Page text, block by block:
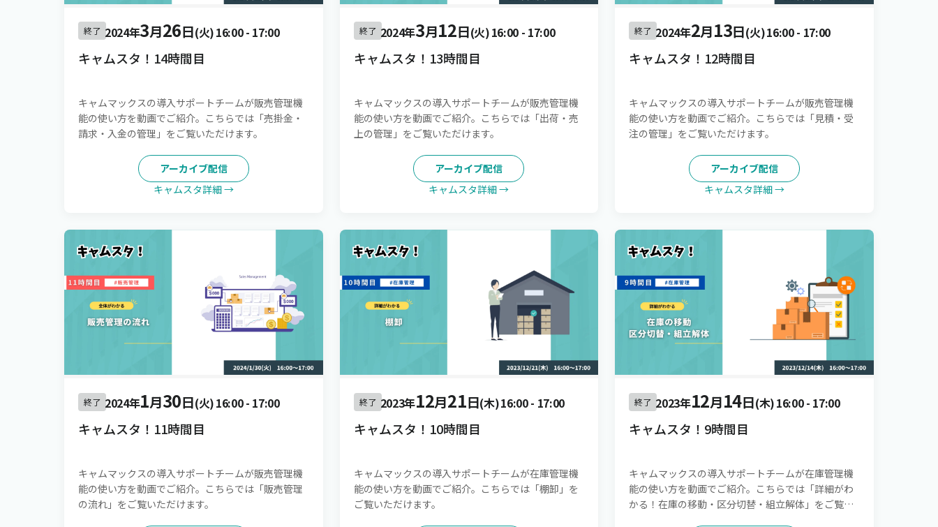
終了 2024年3月26日(火)16:00- 17:00
キャムスタ！14時間目
キャムマックスの導入サポートチームが販売管理機
能の使い方を動画でご紹介。こちらでは「売掛金・
請求・入金の管理」をご覧いただけます。
アーカイブ配信
キャムスタ詳細 →
終了 2024年3月12日(火)16:00- 17:00
キャムスタ！13時間目
キャムマックスの導入サポートチームが販売管理機
能の使い方を動画でご紹介。こちらでは「出荷・売
上の管理」をご覧いただけます。
アーカイブ配信
キャムスタ詳細 →
終了 2024年2月13日(火)16:00- 17:00
キャムスタ！12時間目
キャムマックスの導入サポートチームが販売管理機
能の使い方を動画でご紹介。こちらでは「見積・受
注の管理」をご覧いただけます。
アーカイブ配信
キャムスタ詳細 →
終了 2024年1月30日(火)16:00- 17:00
キャムスタ！11時間目
キャムマックスの導入サポートチームが販売管理機
能の使い方を動画でご紹介。こちらでは「販売管理
の流れ」をご覧いただけます。
終了 2023年12月21日(木)16:00- 17:00
キャムスタ！10時間目
キャムマックスの導入サポートチームが在庫管理機
能の使い方を動画でご紹介。こちらでは「棚卸」を
ご覧いただけます。
終了 2023年12月14日(木)16:00- 17:00
キャムスタ！9時間目
キャムマックスの導入サポートチームが在庫管理機
能の使い方を動画でご紹介。こちらでは「詳細がわ
かる！在庫の移動・区分切替・組立解体」をご覧い